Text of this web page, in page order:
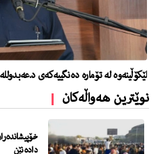
لێکۆڵینەوە لە تۆمارە دەنگییەکەی
نوێترین هەواڵەکان
دادەنێن